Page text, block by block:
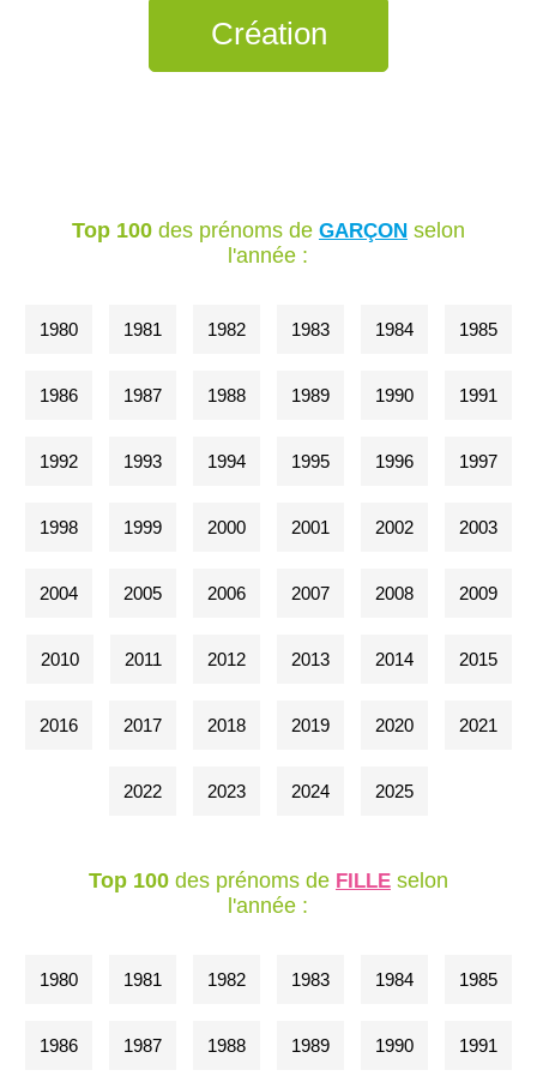
Top 100des prénoms de GARÇONselon
l'année :
1980 1981 1982 1983 1984 1985
1986 1987 1988 1989 1990 1991
1992 1993 1994 1995 1996 1997
1998 1999 2000 2001 2002 2003
2004 2005 2006 2007 2008 2009
2010 2011 2012 2013 2014 2015
2016 2017 2018 2019 2020 2021
2022 2023 2024 2025
Top 100des prénoms de FILLEselon
l'année :
1980 1981 1982 1983 1984 1985
1986 1987 1988 1989 1990 1991